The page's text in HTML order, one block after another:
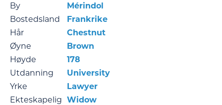
By
Mérindol
Bostedsland
Frankrike
Hår
Chestnut
Øyne
Brown
Høyde
178
Utdanning
University
Yrke
Lawyer
Ekteskapelig Widow